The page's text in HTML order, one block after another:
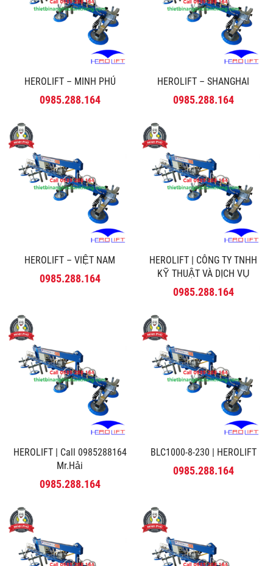
HEROLIFT – MINH PHÚ
0985.288.164
HEROLIFT – SHANGHAI
0985.288.164
HEROLIFT – VIỆT NAM
0985.288.164
HEROLIFT | CÔNG TY TNHH
KỸ THUẬT VÀ DỊCH VỤ
MINH PHÚ
0985.288.164
HEROLIFT | Call 0985288164
Mr.Hải
0985.288.164
BLC1000-8-230 | HEROLIFT
0985.288.164